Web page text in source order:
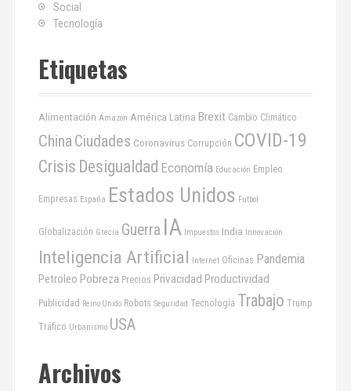
Social
Tecnología
Etiquetas
Alimentación Amazon América Latina Brexit Cambio Climático
China Ciudades Coronavirus Corrupción COVID-19
Crisis Desigualdad Economía Educación Empleo
Empresas España Estados Unidos Futbol
Globalización Grecia Guerra IA Impuestos India Innovación
Inteligencia Artificial Internet Oficinas Pandemia
Petroleo Pobreza Precios Privacidad Productividad
Publicidad Reino Unido Robots Seguridad Tecnología Trabajo Trump
Tráfico Urbanismo USA
Archivos